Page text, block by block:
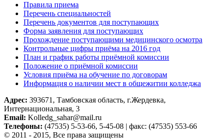
Правила приема
Перечень специальностей
Перечень документов для поступающих
Форма заявления для поступающих
Прохождение поступающими медицинского осмотра
Контрольные цифры приёма на 2016 год
План и график работы приёмной комиссии
Положение о приёмной комиссии
Условия приёма на обучение по договорам
Информация о наличии мест в общежитии колледжа
Адрес: 393671, Тамбовская область, г.Жердевка,
Интернациональная, 3
Email: Kolledg_sahar@mail.ru
Телефоны: (47535) 5-53-66, 5-45-08 | факс: (47535) 553-66
© 2011 - 2015, Все права защищены